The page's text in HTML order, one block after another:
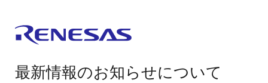
最新情報のお知らせについて